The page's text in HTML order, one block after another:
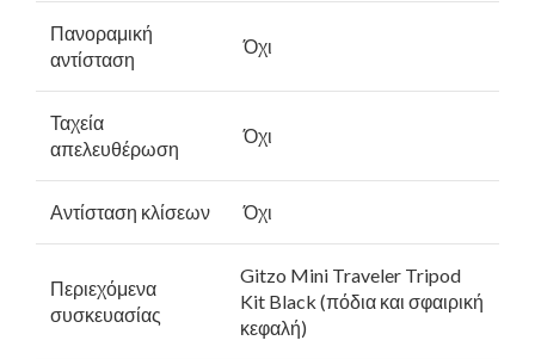
Πανοραμική
αντίσταση
Όχι
Ταχεία
απελευθέρωση
Όχι
Αντίσταση κλίσεων Όχι
Περιεχόμενα
συσκευασίας
Gitzo Mini Traveler Tripod
Kit Black (πόδια και σφαιρική
κεφαλή)